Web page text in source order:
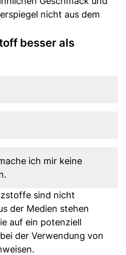
nicht aus dem
besser als
ich mir keine
sind nicht
der Medien stehen
auf ein potenziell
der Verwendung von